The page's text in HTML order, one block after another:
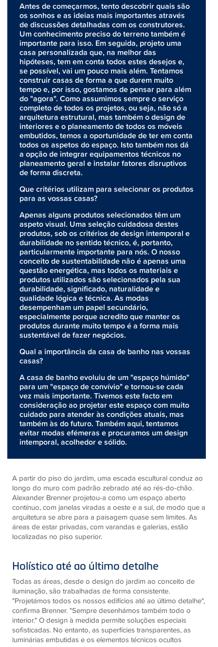
Antes de começarmos, tento descobrir quais são
os sonhos e as ideias mais importantes através
de discussões detalhadas com os construtores.
Um conhecimento preciso do terreno também é
importante para isso. Em seguida, projeto uma
casa personalizada que, na melhor das
hipóteses, tem em conta todos estes desejos e,
se possível, vai um pouco mais além. Tentamos
construir casas de forma a que durem muito
tempo e, por isso, gostamos de pensar para além
do "agora". Como assumimos sempre o serviço
completo de todos os projetos, ou seja, não só a
arquitetura estrutural, mas também o design de
interiores e o planeamento de todos os móveis
embutidos, temos a oportunidade de ter em conta
todos os aspetos do espaço. Isto também nos dá
a opção de integrar equipamentos técnicos no
planeamento geral e instalar fatores disruptivos
de forma discreta.
Que critérios utilizam para selecionar os produtos
para as vossas casas?
Apenas alguns produtos selecionados têm um
aspeto visual. Uma seleção cuidadosa destes
produtos, sob os critérios de design intemporal e
durabilidade no sentido técnico, é, portanto,
particularmente importante para nós. O nosso
conceito de sustentabilidade não é apenas uma
questão energética, mas todos os materiais e
produtos utilizados são selecionados pela sua
durabilidade, significado, naturalidade e
qualidade lógica e técnica. As modas
desempenham um papel secundário,
especialmente porque acredito que manter os
produtos durante muito tempo é a forma mais
sustentável de fazer negócios.
Qual a importância da casa de banho nas vossas
casas?
A casa de banho evoluiu de um "espaço húmido"
para um "espaço de convívio" e tornou-se cada
vez mais importante. Tivemos este facto em
consideração ao projetar este espaço com muito
cuidado para atender às condições atuais, mas
também às do futuro. Também aqui, tentamos
evitar modas efémeras e procuramos um design
intemporal, acolhedor e sólido.
A partir do piso do jardim, uma escada escultural conduz ao
longo do muro com padrão zebrado até ao rés-do-chão.
Alexander Brenner projetou-a como um espaço aberto
contínuo, com janelas viradas a oeste e a sul, de modo que a
arquitetura se abre para a paisagem quase sem limites. As
áreas de estar privadas, com varandas e galerias, estão
localizadas no piso superior.
Holístico até ao último detalhe
Todas as áreas, desde o design do jardim ao conceito de
iluminação, são trabalhadas de forma consistente.
"Projetámos todos os nossos edifícios até ao último detalhe",
confirma Brenner. "Sempre desenhámos também todo o
interior." O design à medida permite soluções especiais
sofisticadas. No entanto, as superfícies transparentes, as
luminárias embutidas e os elementos técnicos ocultos